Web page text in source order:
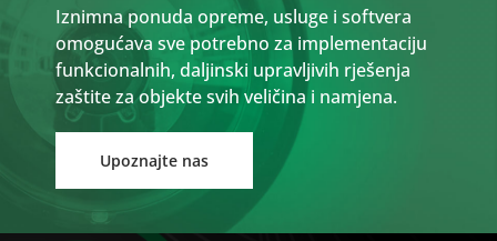
Iznimna ponuda opreme, usluge i softvera
omogućava sve potrebno za implementaciju
funkcionalnih, daljinski upravljivih rješenja
zaštite za objekte svih veličina i namjena.
Upoznajte nas